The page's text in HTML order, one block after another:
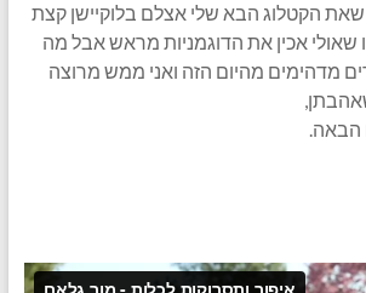
הקטלוג הבא שלי אצלם בלוקיישן קצת
שאולי אכין את הדוגמניות מראש אבל מה
מדהימים מהיום הזה ואני ממש מרוצה
הבאה.